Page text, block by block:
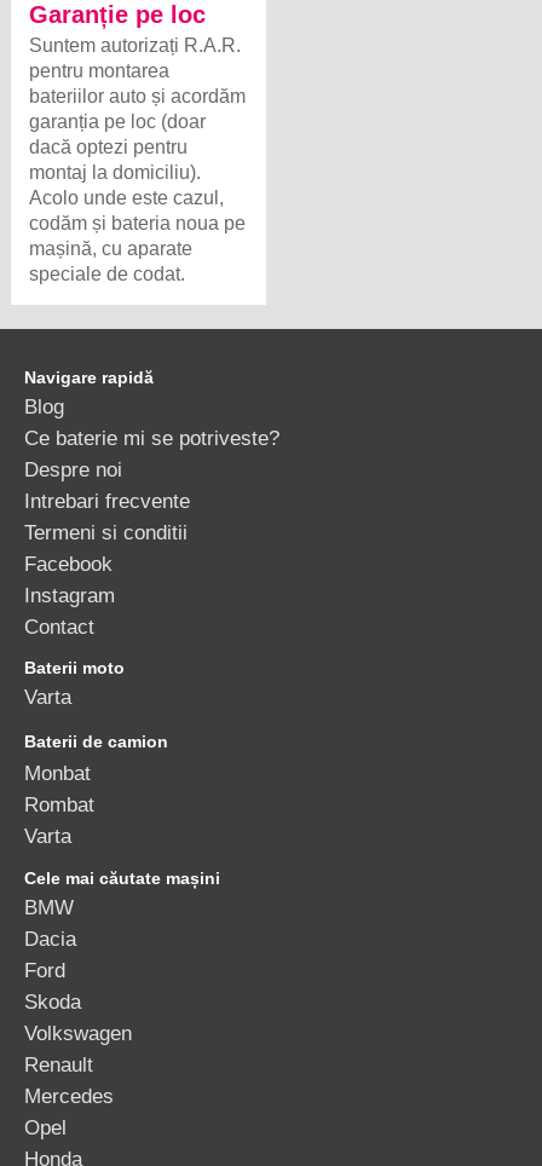
Garanție pe loc
Suntem autorizați R.A.R.
pentru montarea
bateriilor auto și acordăm
garanția pe loc (doar
dacă optezi pentru
montaj la domiciliu).
Acolo unde este cazul,
codăm și bateria noua pe
mașină, cu aparate
speciale de codat.
Navigare rapidă
Blog
Ce baterie mi se potriveste?
Despre noi
Intrebari frecvente
Termeni si conditii
Facebook
Instagram
Contact
Baterii moto
Varta
Baterii de camion
Monbat
Rombat
Varta
Cele mai căutate mașini
BMW
Dacia
Ford
Skoda
Volkswagen
Renault
Mercedes
Opel
Honda